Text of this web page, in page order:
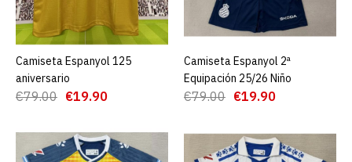
ADD TO COMPARE
ADD TO WISHLIST
Camiseta Espanyol 2ª
Equipación 25/26 Niño
€19.90
AGREGAR AL CARRO
Camiseta Espanyol 125
aniversario
€79.00 €19.90
AGREGAR AL CARRO
Camiseta Espanyol 2ª
Equipación 25/26 Niño
€79.00 €19.90